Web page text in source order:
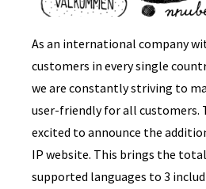
As an international company
customers in every single
we are constantly striving to
user-friendly for all customers.
excited to announce the
IP website. This brings the
supported languages to 3